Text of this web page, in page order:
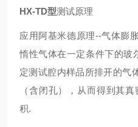
HX-TD型测试原理
应用阿基米德原理--气体膨
惰性气体在一定条件下的玻
定测试腔内样品所排开的气
（含闭孔），从而得到其
积.